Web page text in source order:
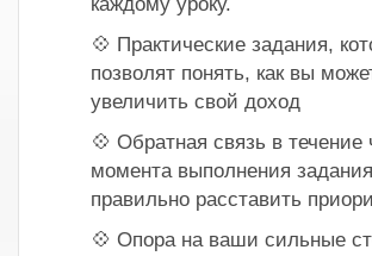
💠 Практические задания,
позволят понять, как вы
увеличить свой доход
💠 Обратная связь в течение
момента выполнения
правильно расставить
💠 Опора на ваши сильные